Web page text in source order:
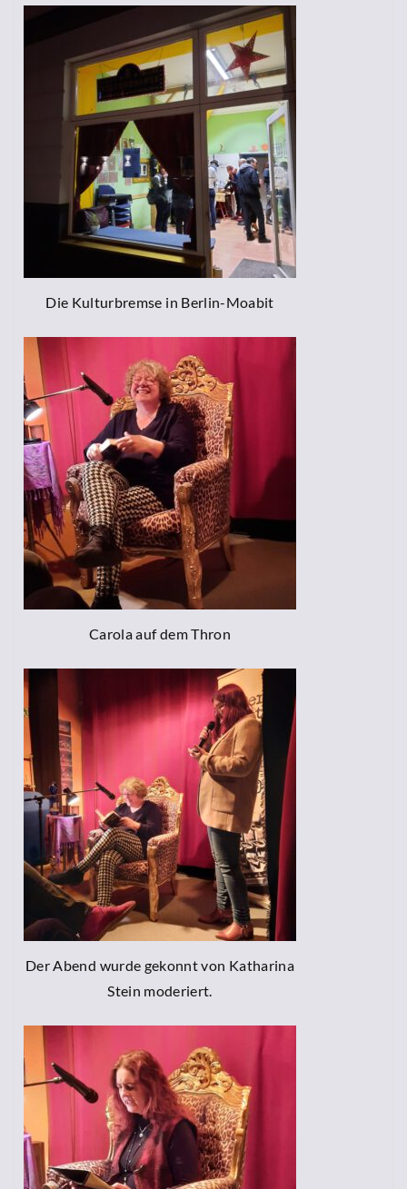
Die Kulturbremse in Berlin-Moabit
Carola auf dem Thron
Der Abend wurde gekonnt von Katharina
Stein moderiert.